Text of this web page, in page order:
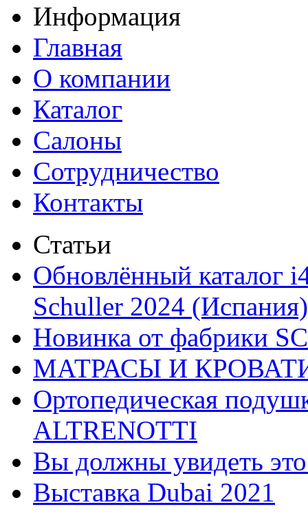
Информация
Главная
О компании
Каталог
Салоны
Сотрудничество
Контакты
Статьи
Обновлённый каталог
Schuller 2024 (Испания)
Новинка от фабрики
МАТРАСЫ И
Ортопедическая
ALTRENOTTI
Вы должны увидеть
Выставка Dubai 2021